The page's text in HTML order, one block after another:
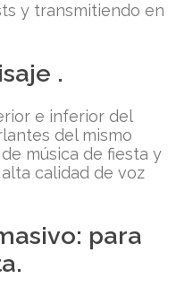
y transmitiendo en
.
e inferior del
del mismo
música de fiesta y
calidad de voz
para